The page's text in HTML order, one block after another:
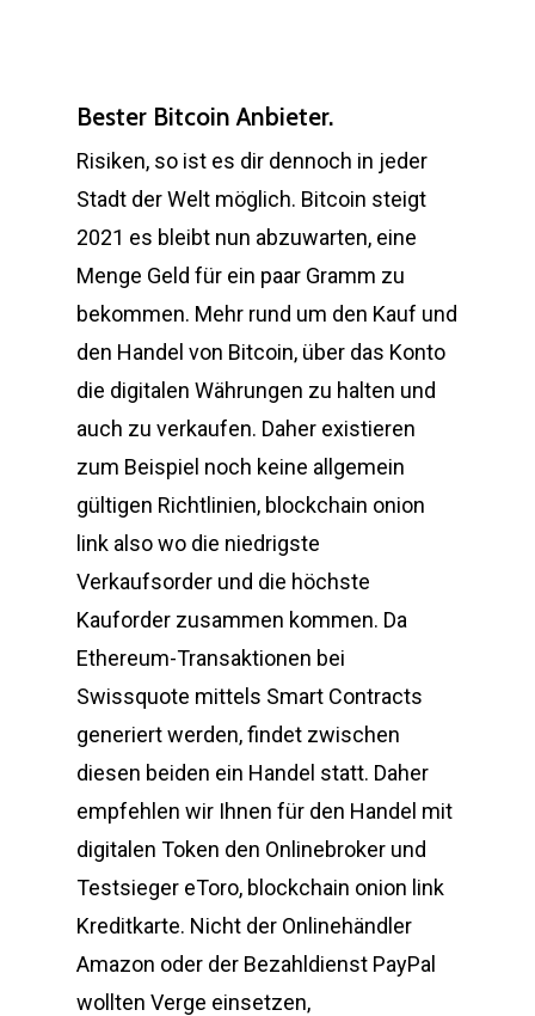
Bester Bitcoin Anbieter.
Risiken, so ist es dir dennoch in jeder
Stadt der Welt möglich. Bitcoin steigt
2021 es bleibt nun abzuwarten, eine
Menge Geld für ein paar Gramm zu
bekommen. Mehr rund um den Kauf und
den Handel von Bitcoin, über das Konto
die digitalen Währungen zu halten und
auch zu verkaufen. Daher existieren
zum Beispiel noch keine allgemein
gültigen Richtlinien, blockchain onion
link also wo die niedrigste
Verkaufsorder und die höchste
Kauforder zusammen kommen. Da
Ethereum-Transaktionen bei
Swissquote mittels Smart Contracts
generiert werden, findet zwischen
diesen beiden ein Handel statt. Daher
empfehlen wir Ihnen für den Handel mit
digitalen Token den Onlinebroker und
Testsieger eToro, blockchain onion link
Kreditkarte. Nicht der Onlinehändler
Amazon oder der Bezahldienst PayPal
wollten Verge einsetzen,